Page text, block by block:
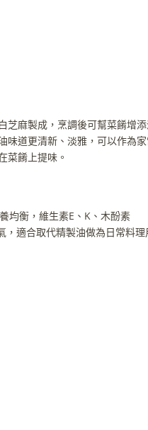
麻製成，烹調後可幫菜餚增
味道更清新、淡雅，可以作為
菜餚上提味。
均衡，維生素E、K、木酚素
適合取代精製油做為日常料理